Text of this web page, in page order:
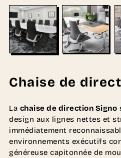
Chaise de
La chaise de direction Signo
design aux lignes nettes et
immédiatement
environnements exécutifs
généreuse capitonnée de